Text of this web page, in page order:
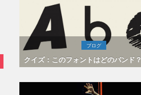
ブログ
クイズ：このフォントはどのバンド？